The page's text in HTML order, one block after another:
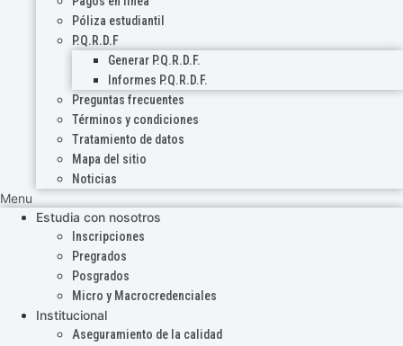
Póliza estudiantil
P.Q.R.D.F
Generar P.Q.R.D.F.
Informes P.Q.R.D.F.
Preguntas frecuentes
Términos y condiciones
Tratamiento de datos
Mapa del sitio
Noticias
Menu
Estudia con nosotros
Inscripciones
Pregrados
Posgrados
Micro y Macrocredenciales
Institucional
Aseguramiento de la calidad